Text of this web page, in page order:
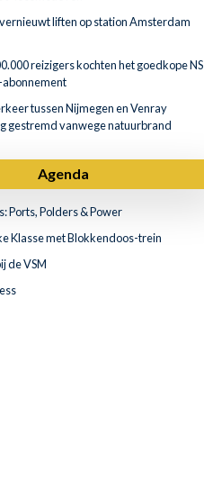
liften op station Amsterdam
reizigers kochten het goedkope NS
tussen Nijmegen en Venray
gestremd vanwege natuurbrand
Agenda
Ports, Polders & Power
Klasse met Blokkendoos-trein
de VSM